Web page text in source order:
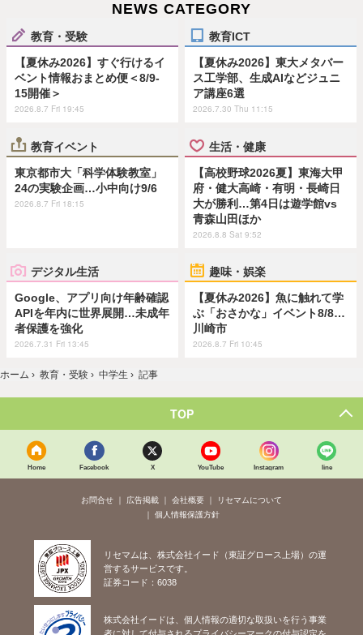
NEWS CATEGORY
教育・受験
【夏休み2026】すぐ行けるイ
ベント情報おまとめ便＜8/9-
15開催＞
2026.8.7 Fri 19:45
教育ICT
【夏休み2026】東大メタバー
ス工学部、生成AIなどジュニ
ア講座6選
2026.7.30 Thu 11:15
教育イベント
東京都市大「科学体験教室」
24の実験企画…小中向け9/6
2026.8.7 Fri 18:15
生活・健康
【高校野球2026夏】東海大甲
府・健大高崎・有明・長崎日
大が勝利…第4日は遊学館vs
青森山田ほか
2026.8.8 Sat 9:52
デジタル生活
Google、アプリ向け年齢確認
APIを年内に世界展開…未成年
者保護を強化
2026.7.31 Fri 13:45
趣味・娯楽
【夏休み2026】魚に触れて学
ぶ「おさかな」イベント8/8…
川崎市
2026.8.7 Fri 10:45
ホーム › 教育・受験 › 中学生 › 記事
TOP
Home Facebook X YouTube Instagram line
お問合せ 広告掲載 会社概要
リセマムについて
個人情報保護方針
リセマムは、株式会社イード（東証グロース上場）の運
営するサービスです。
証券コード：6038
株式会社イードは、個人情報の適切な取扱いを行う事業
者に対して付与されるプライバシーマークの付与認定を